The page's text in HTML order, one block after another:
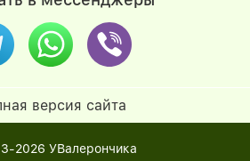
версия сайта
2026 УВалерончика